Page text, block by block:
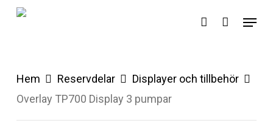
Skip
account
Menu
Hem Reservdelar
Displayer och tillbehör
Overlay TP700 Display 3 pumpar